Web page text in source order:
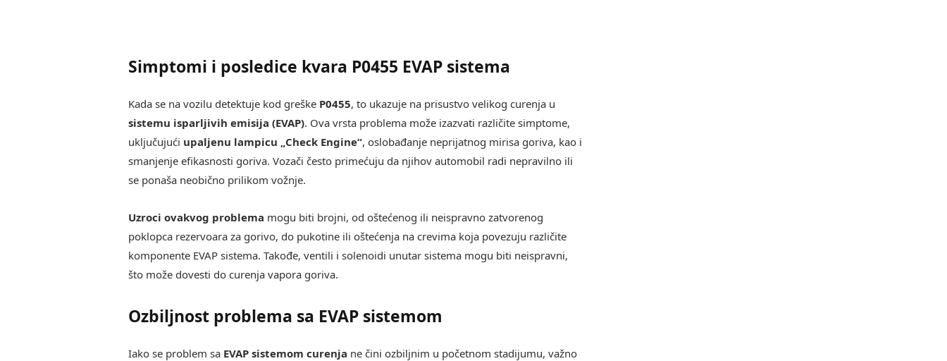
Simptomi i posledice kvara P0455 EVAP sistema
Kada se na vozilu detektuje kod greške P0455, to ukazuje na prisustvo velikog curenja u
sistemu isparljivih emisija (EVAP). Ova vrsta problema može izazvati različite simptome,
uključujući upaljenu lampicu „Check Engine“, oslobađanje neprijatnog mirisa goriva, kao i
smanjenje efikasnosti goriva. Vozači često primećuju da njihov automobil radi nepravilno ili
se ponaša neobično prilikom vožnje.
Uzroci ovakvog problema mogu biti brojni, od oštećenog ili neispravno zatvorenog
poklopca rezervoara za gorivo, do pukotine ili oštećenja na crevima koja povezuju različite
komponente EVAP sistema. Takođe, ventili i solenoidi unutar sistema mogu biti neispravni,
što može dovesti do curenja vapora goriva.
Ozbiljnost problema sa EVAP sistemom
Iako se problem sa EVAP sistemom curenja ne čini ozbiljnim u početnom stadijumu, važno